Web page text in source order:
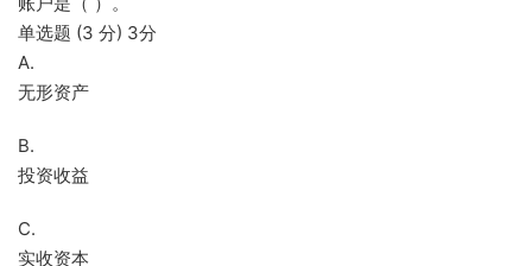
单选题 (3 分) 3分
A.
无形资产
B.
投资收益
C.
实收资本